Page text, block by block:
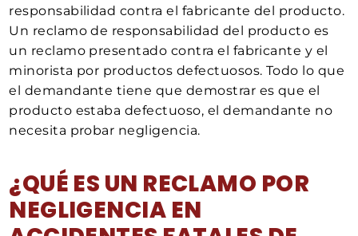
responsabilidad contra el fabricante del producto.
Un reclamo de responsabilidad del producto es
un reclamo presentado contra el fabricante y el
minorista por productos defectuosos. Todo lo que
el demandante tiene que demostrar es que el
producto estaba defectuoso, el demandante no
necesita probar negligencia.
¿QUÉ ES UN RECLAMO POR
NEGLIGENCIA EN